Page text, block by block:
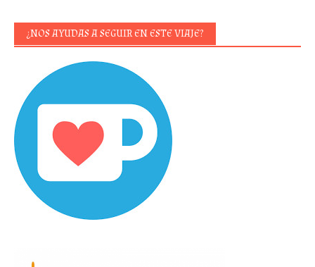
¿NOS AYUDAS A SEGUIR EN ESTE VIAJE?